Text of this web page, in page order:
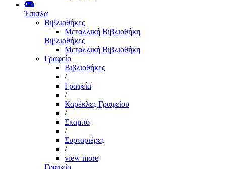
Έπιπλα
Βιβλιοθήκες
Μεταλλική Βιβλιοθήκη
Βιβλιοθήκες
Μεταλλική Βιβλιοθήκη
Γραφείο
Βιβλιοθήκες
/
Γραφεία
/
Καρέκλες Γραφείου
/
Σκαμπό
/
Συρταριέρες
/
view more
Γραφείο